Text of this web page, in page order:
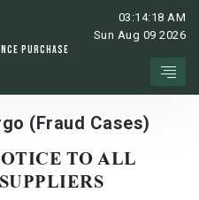
PURCHASE
03:14:18 AM
Sun Aug 09 2026
(Fraud Cases)
TO ALL